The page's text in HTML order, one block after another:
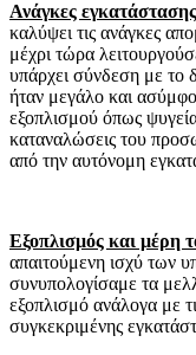
Ανάγκες εγκατάστασης
καλύψει τις ανάγκες
μέχρι τώρα
υπάρχει σύνδεση με το
ήταν μεγάλο και
εξοπλισμού όπως
καταναλώσεις του
από την αυτόνομη
Εξοπλισμός και μέρη
απαιτούμενη ισχύ των
συνυπολογίσαμε τα
εξοπλισμό ανάλογα με
συγκεκριμένης